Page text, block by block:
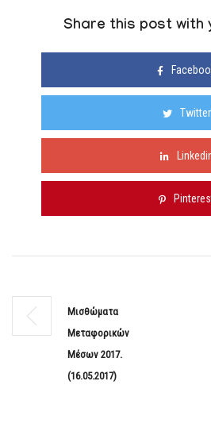
Share this post with
Twitter
Μισθώματα
Μεταφορικών
Μέσων 2017.
(16.05.2017)